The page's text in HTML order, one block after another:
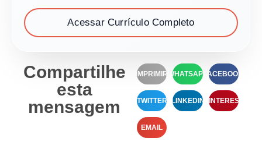
Acessar Currículo Completo
Compartilhe
esta
mensagem
IMPRIMIR WHATSAPP FACEBOOK
TWITTER LINKEDIN PINTEREST
EMAIL